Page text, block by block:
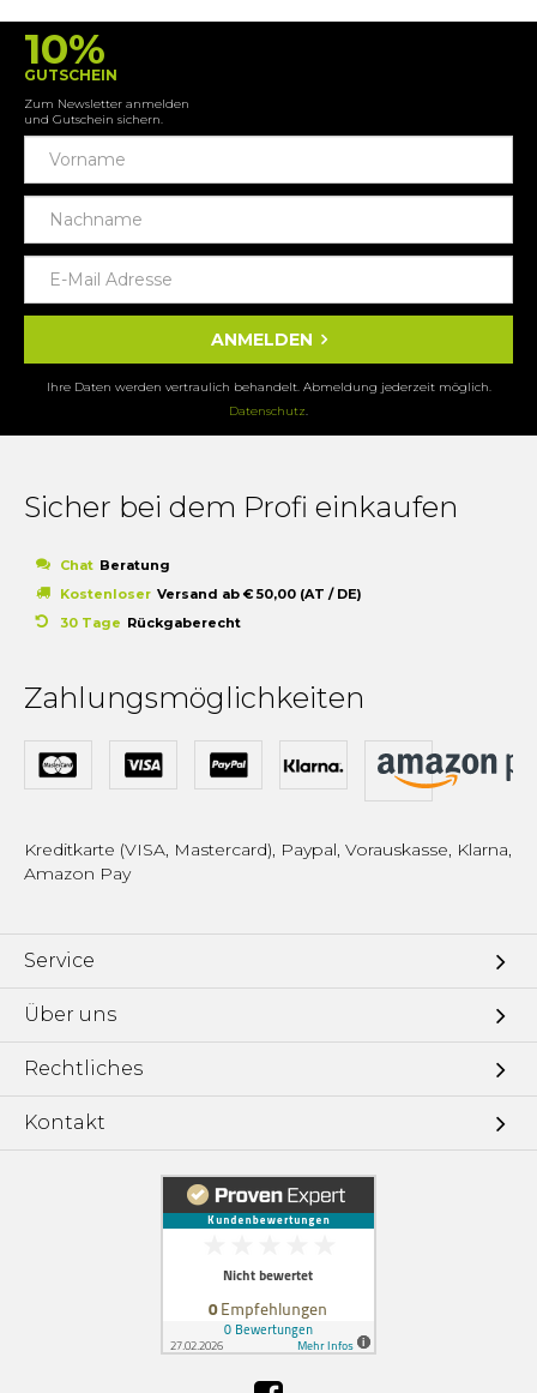
10%
GUTSCHEIN
Zum Newsletter anmelden
und Gutschein sichern.
ANMELDEN
Ihre Daten werden vertraulich behandelt. Abmeldung jederzeit möglich.
Datenschutz
Sicher bei dem Profi einkaufen
Chat Beratung
Kostenloser Versand ab € 50,00 (AT / DE)
30 Tage Rückgaberecht
Zahlungsmöglichkeiten
Kreditkarte (VISA, Mastercard), Paypal, Vorauskasse, Klarna,
Amazon Pay
Service
Über uns
Rechtliches
Kontakt